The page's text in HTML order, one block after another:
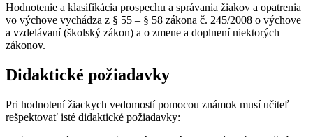
Hodnotenie a klasifikácia prospechu a správania žiakov a opatrenia
vo výchove vychádza z § 55 – § 58 zákona č. 245/2008 o výchove
a vzdelávaní (školský zákon) a o zmene a doplnení niektorých
zákonov.
Didaktické požiadavky
Pri hodnotení žiackych vedomostí pomocou známok musí učiteľ
rešpektovať isté didaktické požiadavky: